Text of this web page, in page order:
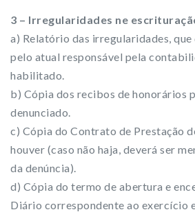
3 – Irregularidades ne
a) Relatório das irregularidades,
pelo atual responsável pela
habilitado.
b) Cópia dos recibos de honorários
denunciado.
c) Cópia do Contrato de Prestação
houver (caso não haja, deverá ser
da denúncia).
d) Cópia do termo de abertura e
Diário correspondente ao exercício